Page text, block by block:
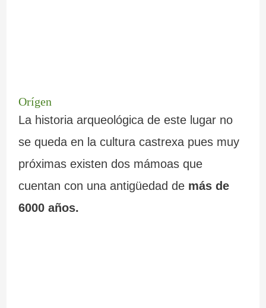
Orígen
La historia arqueológica de este lugar no
se queda en la cultura castrexa pues muy
próximas existen dos mámoas que
cuentan con una antigüedad demás de
6000 años.